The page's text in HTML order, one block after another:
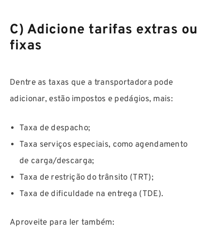
C) Adicione tarifas extras ou
fixas
Dentre as taxas que a transportadora pode
adicionar, estão impostos e pedágios, mais:
Taxa de despacho;
Taxa serviços especiais, como agendamento
de carga/descarga;
Taxa de restrição do trânsito (TRT);
Taxa de dificuldade na entrega (TDE).
Aproveite para ler também: